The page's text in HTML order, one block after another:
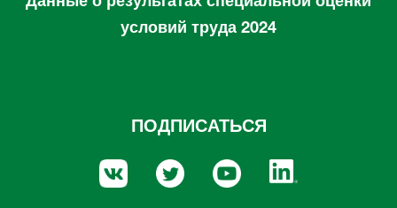
условий труда 2024
ПОДПИСАТЬСЯ